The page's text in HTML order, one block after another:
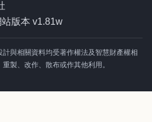
版本 v1.81w
與相關資料均受著作權法及智慧財產權相
製、改作、散布或作其他利用。